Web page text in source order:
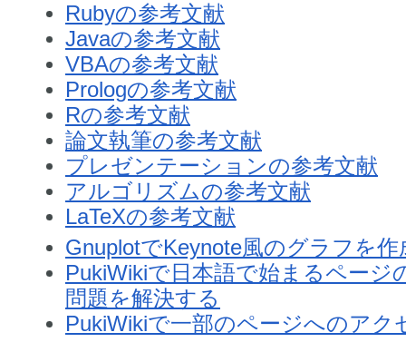
Rubyの参考文献
Javaの参考文献
VBAの参考文献
Prologの参考文献
Rの参考文献
論文執筆の参考文献
プレゼンテーションの参考文献
アルゴリズムの参考文献
LaTeXの参考文献
GnuplotでKeynote風のグラフを作
PukiWikiで日本語で始まるペー
問題を解決する
PukiWikiで一部のページへのアク